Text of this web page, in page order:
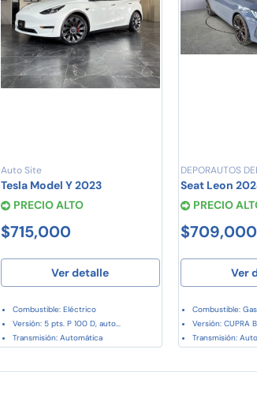
Auto Site
Tesla Model Y 2023
PRECIO ALTO
$715,000
Ver detalle
Combustible: Eléctrico
Versión: 5 pts. P 100 D, auto...
Transmisión: Automática
DEPORAUTOS
Seat Leon
PRECIO
$709,000
Ver
Combustible:
Versión: CUPRA
Transmisión: